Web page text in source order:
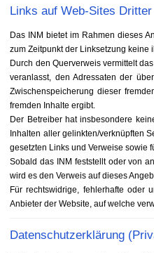
Links auf Web-Sites Dritter
Das INM bietet im Rahmen dieses
zum Zeitpunkt der Linksetzung
Durch den Querverweis vermittelt
veranlasst, den Adressaten der
Zwischenspeicherung dieser
fremden Inhalte ergibt.
Der Betreiber hat insbesondere
Inhalten aller gelinkten/verknüpften
gesetzten Links und Verweise sowie
Sobald das INM feststellt oder von
wird es den Verweis auf dieses
Für rechtswidrige, fehlerhafte oder
Anbieter der Website, auf welche
Datenschutzerklärung